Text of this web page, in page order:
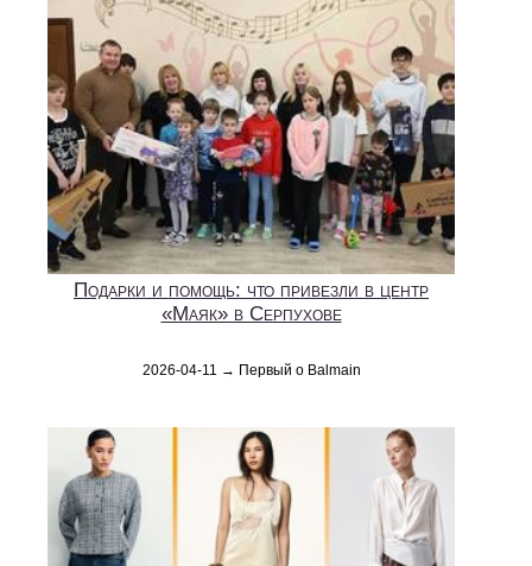
Подарки и помощь: что привезли в центр
«Маяк» в Серпухове
2026-04-11 → Первый о Balmain